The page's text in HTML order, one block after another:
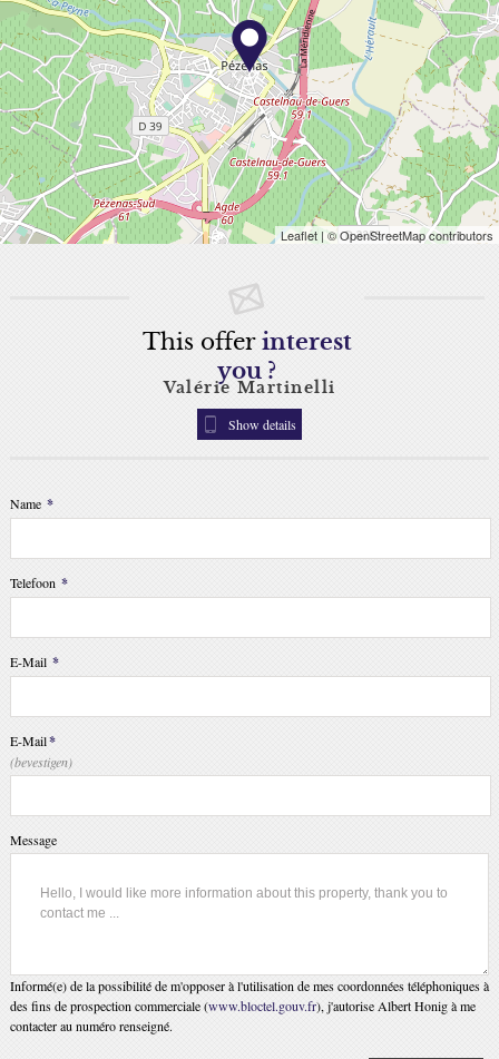
Leaflet | © OpenStreetMap contributors
This offerinterest
you ?
Valérie Martinelli
Show details
Name *
Telefoon *
E-Mail *
E-Mail*
(bevestigen)
Message
Informé(e) de la possibilité de m'opposer à l'utilisation de mes coordonnées téléphoniques à
des fins de prospection commerciale (www.bloctel.gouv.fr), j'autorise Albert Honig à me
contacter au numéro renseigné.